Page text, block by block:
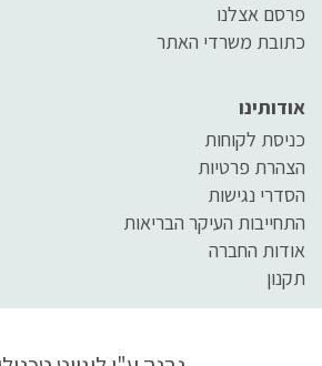
פרסם אצלנו
כתובת משרדי האתר
אודותינו
כניסת לקוחות
הצהרת פרטיות
הסדרי נגישות
התחייבות העיקר הבריאות
אודות החברה
תקנון